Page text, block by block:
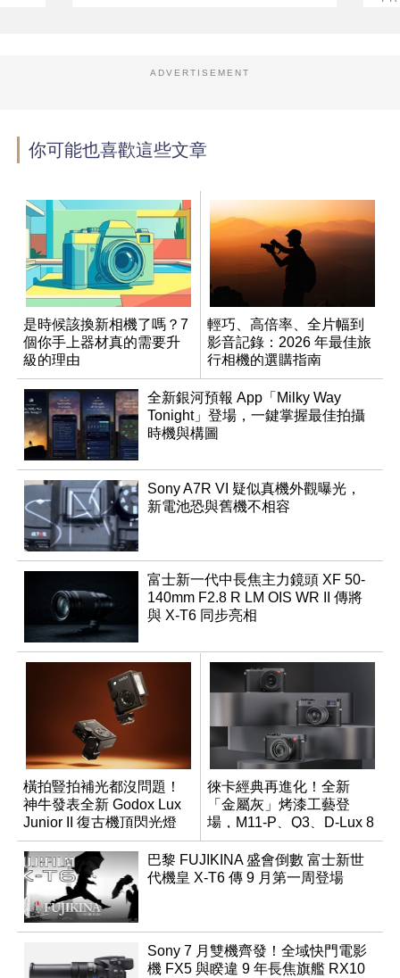
ADVERTISEMENT
你可能也喜歡這些文章
是時候該換新相機了嗎？7
個你手上器材真的需要升
級的理由
輕巧、高倍率、全片幅到
影音記錄：2026 年最佳旅
行相機的選購指南
全新銀河預報 App「Milky Way
Tonight」登場，一鍵掌握最佳拍攝
時機與構圖
Sony A7R VI 疑似真機外觀曝光，
新電池恐與舊機不相容
富士新一代中長焦主力鏡頭 XF 50-
140mm F2.8 R LM OIS WR II 傳將
與 X-T6 同步亮相
橫拍豎拍補光都沒問題！
神牛發表全新 Godox Lux
Junior II 復古機頂閃光燈
徠卡經典再進化！全新
「金屬灰」烤漆工藝登
場，M11-P、Q3、D-Lux 8
領銜換裝
巴黎 FUJIKINA 盛會倒數 富士新世
代機皇 X-T6 傳 9 月第一周登場
Sony 7 月雙機齊發！全域快門電影
機 FX5 與睽違 9 年長焦旗艦 RX10